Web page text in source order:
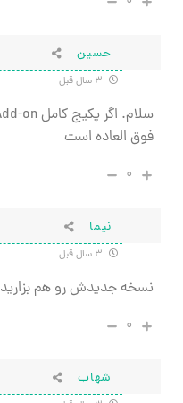
حسین
فوق العاده است
۰
نیما
نسخه جدیدش رو هم بزارید
۰
شهاب